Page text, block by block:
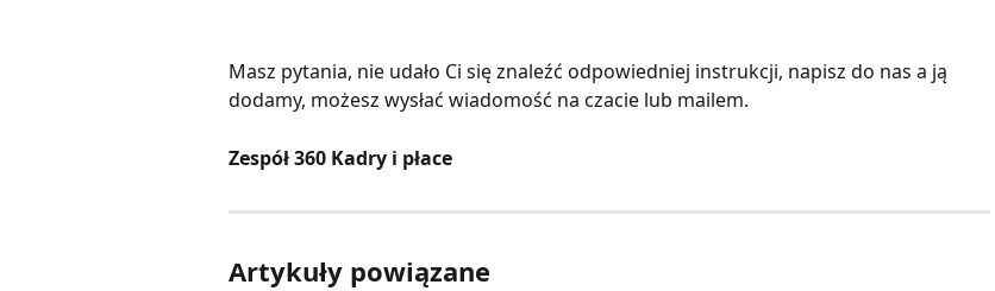
Masz pytania, nie udało Ci się znaleźć odpowiedniej instrukcji, napisz do nas a ją
dodamy, możesz wysłać wiadomość na czacie lub mailem.
Zespół 360 Kadry i płace
Artykuły powiązane